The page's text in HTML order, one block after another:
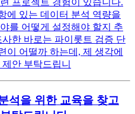
프로젝트 경험이 있습니다.
에 있는 데이터 분석 역량을
를 어떻게 설정해야 할지 추
한 바로는 파이롯트 검증 단
이 어떨까 하는데, 제 생각에
안 부탁드립니
석을 위한 교육을 찾고